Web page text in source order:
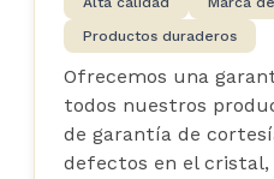
Productos duraderos
Ofrecemos una
todos nuestros
de garantía de
defectos en el cristal,